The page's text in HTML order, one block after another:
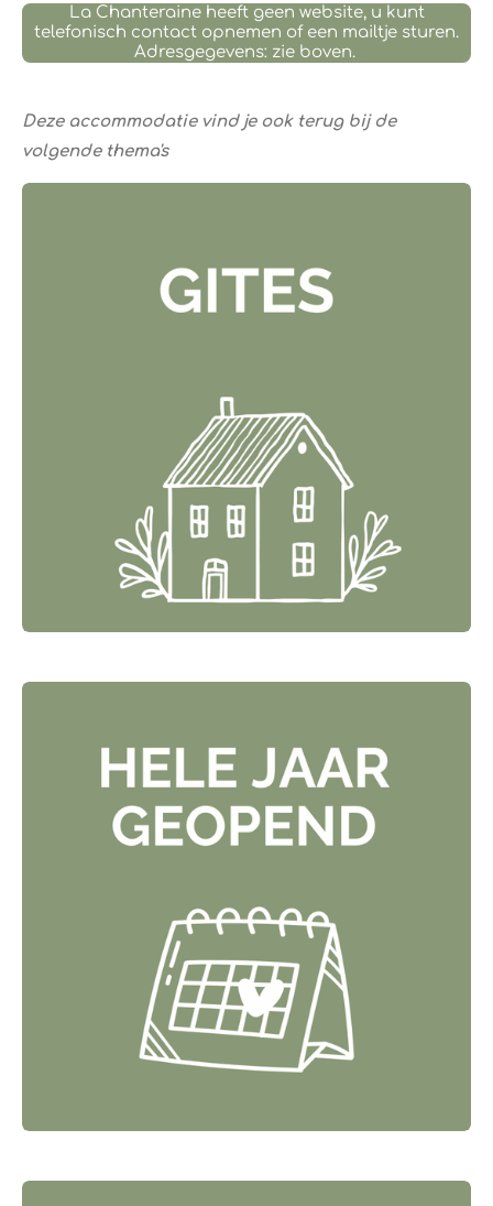
La Chanteraine heeft geen website, u kunt
telefonisch contact opnemen of een mailtje sturen.
Adresgegevens: zie boven.
Deze accommodatie vind je ook terug bij de
volgende thema's